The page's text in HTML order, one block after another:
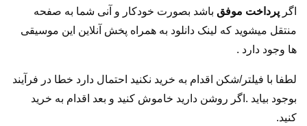
اگر پرداخت موفق باشد بصورت خودکار و آنی شما به صفحه
منتقل میشوید که لینک دانلود به همراه پخش آنلاین این موسیقی
ها وجود دارد .
لطفا با فیلتر/شکن اقدام به خرید نکنید احتمال دارد خطا در فرآیند
بوجود بیاید .اگر روشن دارید خاموش کنید و بعد اقدام به خرید
کنید.